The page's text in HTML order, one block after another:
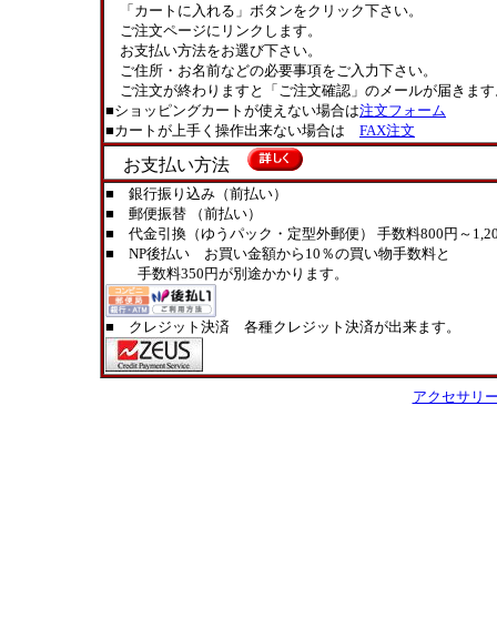
「カートに入れる」ボタンをクリック下さい。
ご注文ページにリンクします。
お支払い方法をお選び下さい。
ご住所・お名前などの必要事項をご入力下さい。
ご注文が終わりますと「ご注文確認」のメールが届きま
■ショッピングカートが使えない場合は注文フォーム
■カートが上手く操作出来ない場合は FAX注文
お支払い方法
■ 銀行振り込み（前払い）
■ 郵便振替 （前払い）
■ 代金引換（ゆうパック・定型外郵便） 手数料800円～
■ NP後払い お買い金額から10％の買い物手数料と
手数料350円が別途かかります。
■ クレジット決済 各種クレジット決済が出来ます。
アクセサリ